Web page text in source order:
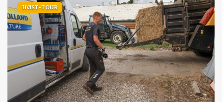
HØST-TOUR